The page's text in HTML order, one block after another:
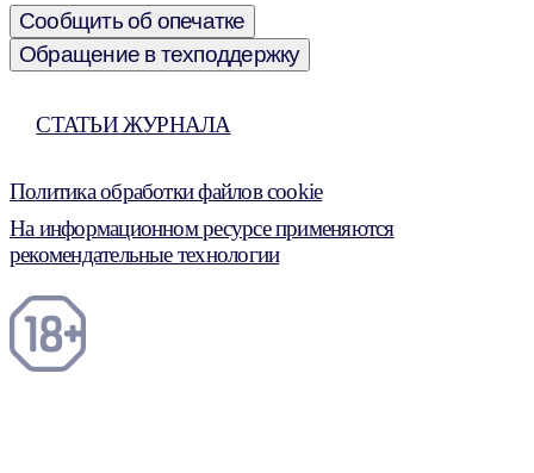
Сообщить об опечатке
Обращение в техподдержку
СТАТЬИ ЖУРНАЛА
Политика обработки файлов cookie
На информационном ресурсе применяются
рекомендательные технологии